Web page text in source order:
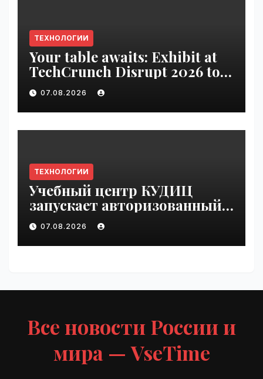
ТЕХНОЛОГИИ
Your table awaits: Exhibit at
TechCrunch Disrupt 2026 to
be seen by thousands |
VseTime.ru
07.08.2026
ТЕХНОЛОГИИ
Учебный центр КУДИЦ
запускает авторизованный
курс по
администрированию Mind
Migrate#guest | VseTime.ru
07.08.2026
Все новости России и
мира — VseTime